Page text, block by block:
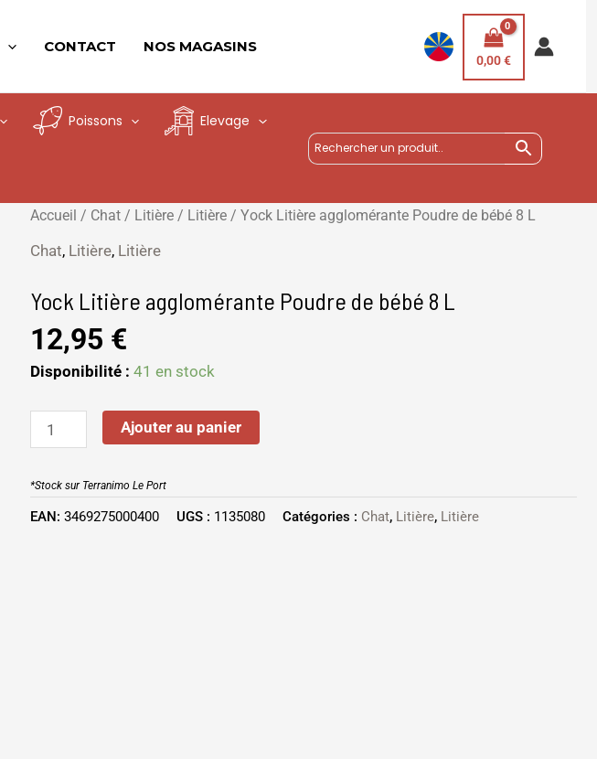
CONTACT NOS MAGASINS
0,00€
Poissons Elevage
Accueil / Chat / Litière / Litière / Yock Litière agglomérante Poudre de bébé 8 L
Chat, Litière, Litière
Yock Litière agglomérante Poudre de bébé 8 L
12,95 €
Disponibilité : 41 en stock
quantité
de
Litière
Poudre
de
L
Ajouter au panier
*Stock sur Terranimo Le Port
EAN: 3469275000400 UGS : 1135080 Catégories : Chat, Litière, Litière